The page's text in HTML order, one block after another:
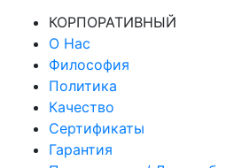
КОРПОРАТИВНЫЙ
О Нас
Философия
Политика
Качество
Сертификаты
Гарантия